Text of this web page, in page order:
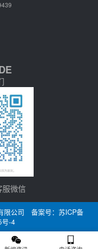
微信
限公司 备案号： 苏ICP备
-4